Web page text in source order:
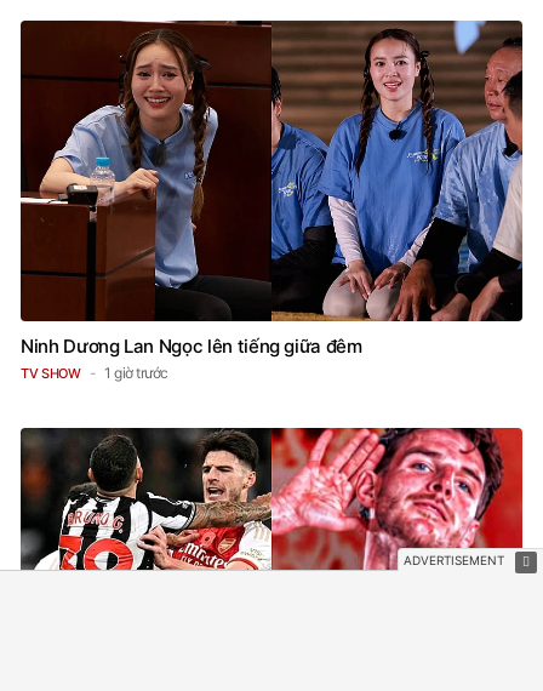
Ninh Dương Lan Ngọc lên tiếng giữa đêm
TV SHOW 1 giờ trước